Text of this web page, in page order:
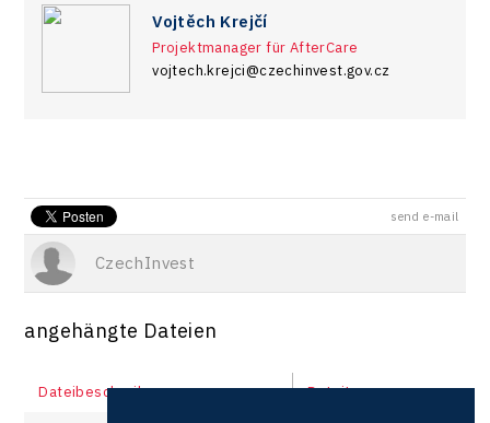
Vojtěch Krejčí
Projektmanager für AfterCare
vojtech.krejci@czechinvest.gov.cz
send e-mail
CzechInvest
angehängte Dateien
Dateibeschreibung Dateityp